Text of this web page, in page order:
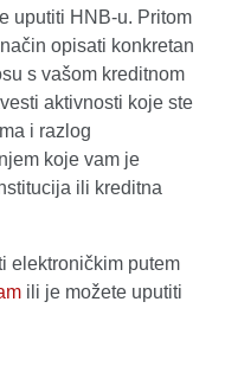
uputiti HNB-u. Pritom
opisati konkretan
s vašom kreditnom
aktivnosti koje ste
i razlog
koje vam je
ili kreditna
elektroničkim putem
ili je možete uputiti